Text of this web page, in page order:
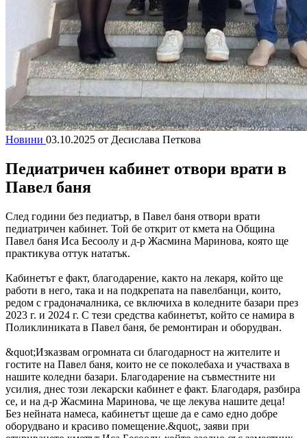
Новини 03.10.2025 от Десислава Петкова
Педиатричен кабинет отвори врати в
Павел баня
След години без педиатър, в Павел баня отвори врати
педиатричен кабинет. Той бе открит от кмета на Община
Павел баня Иса Бесоолу и д-р Жасмина Маринова, която ще
практикува оттук нататък.
Кабинетът е факт, благодарение, както на лекаря, който ще
работи в него, така и на подкрепата на павелбанци, които,
редом с градоначалника, се включиха в коледните базари през
2023 г. и 2024 г. С тези средства кабинетът, който се намира в
Поликлиниката в Павел баня, бе ремонтиран и оборудван.
&quot;Изказвам огромната си благодарност на жителите и
гостите на Павел баня, които не се поколебаха и участваха в
нашите коледни базари. Благодарение на съвместните ни
усилия, днес този лекарски кабинет е факт. Благодаря, разбира
се, и на д-р Жасмина Маринова, че ще лекува нашите деца!
Без нейната намеса, кабинетът щеше да е само едно добре
оборудвано и красиво помещение.&quot;, заяви при